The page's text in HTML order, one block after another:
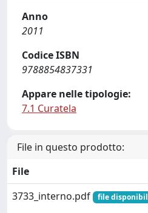
Anno
2011
Codice ISBN
9788854837331
Appare nelle tipologie:
7.1 Curatela
File in questo prodotto:
File
3733_interno.pdf
file